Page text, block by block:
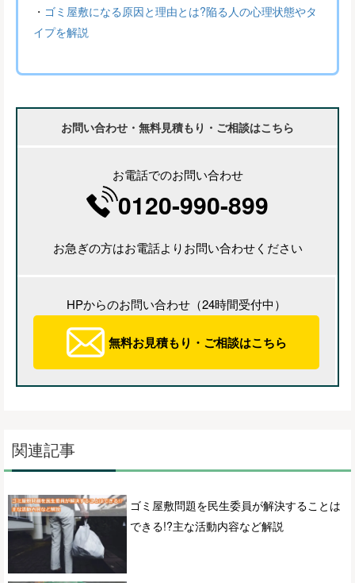
・ ゴミ屋敷になる原因と理由とは?陥る人の心理状態やタ
イプを解説
お問い合わせ・無料見積もり・ご相談はこちら
お電話でのお問い合わせ
0120-990-899
お急ぎの方はお電話よりお問い合わせください
HPからのお問い合わせ（24時間受付中）
無料お見積もり・ご相談はこちら
関連記事
ゴミ屋敷問題を民生委員が解決することは
できる!?主な活動内容など解説